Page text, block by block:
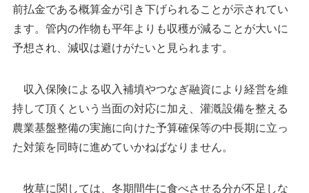
前払金である概算金が引き下げられることが示されてい
ます。管内の作物も平年よりも収穫が減ることが大いに
予想され、減収は避けがたいと見られます。
収入保険による収入補填やつなぎ融資により経営を維
持して頂くという当面の対応に加え、灌漑設備を整える
農業基盤整備の実施に向けた予算確保等の中長期に立っ
た対策を同時に進めていかねばなりません。
牧草に関しては、冬期間牛に食べさせる分が不足しな